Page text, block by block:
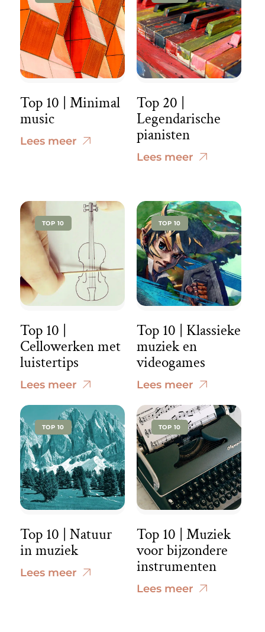
Top 10 | Minimal
music
Lees meer
Top 20 |
Legendarische
pianisten
Lees meer
TOP 10
Top 10 |
Cellowerken met
luistertips
Lees meer
TOP 10
Top 10 | Klassieke
muziek en
videogames
Lees meer
TOP 10
Top 10 | Natuur
in muziek
Lees meer
TOP 10
Top 10 | Muziek
voor bijzondere
instrumenten
Lees meer